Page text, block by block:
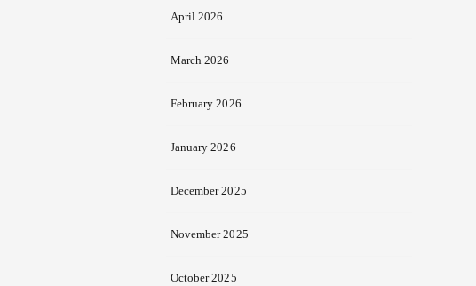
April 2026
March 2026
February 2026
January 2026
December 2025
November 2025
October 2025